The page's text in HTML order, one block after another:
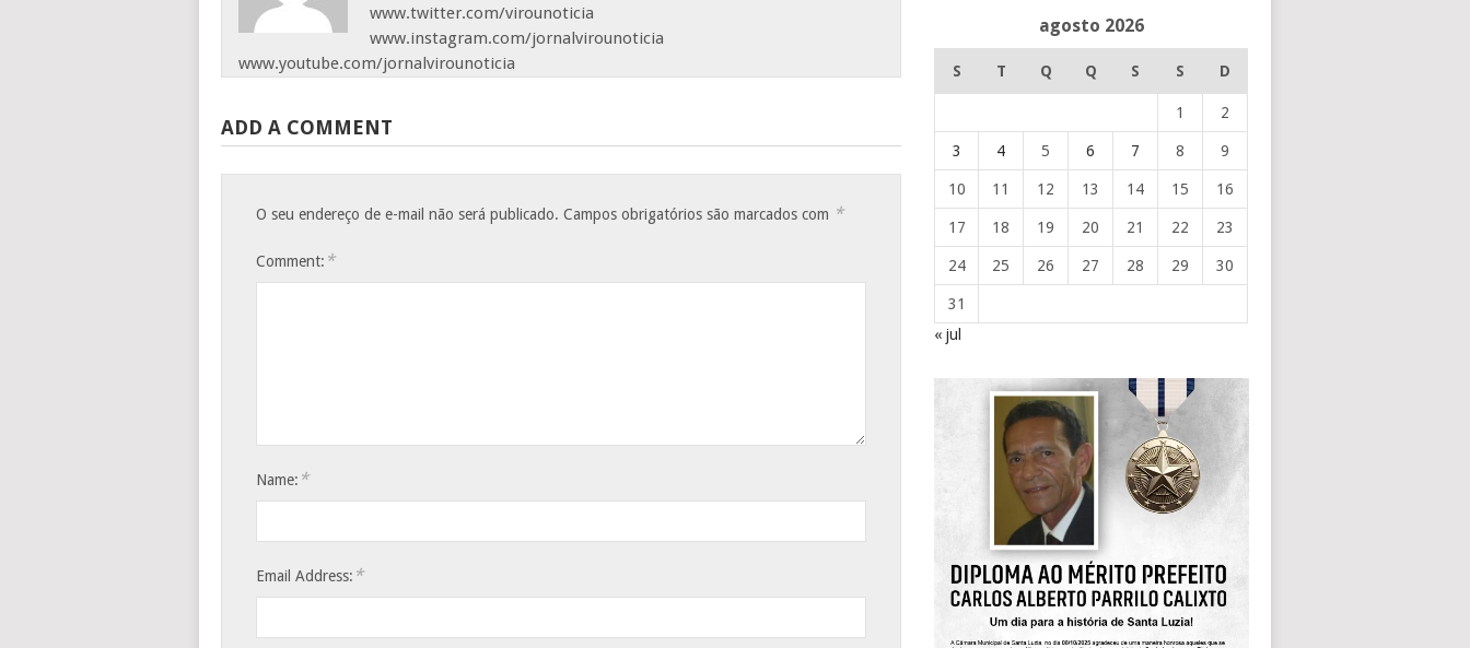
www.twitter.com/virounoticia
www.instagram.com/jornalvirounoticia
www.youtube.com/jornalvirounoticia
ADD A COMMENT
O seu endereço de e-mail não será publicado. Campos obrigatórios são marcados com *
Comment: *
Name: *
Email Address: *
agosto 2026
S T Q Q S S D
1 2
3 4 5 6 7 8 9
10 11 12 13 14 15 16
17 18 19 20 21 22 23
24 25 26 27 28 29 30
31
« jul